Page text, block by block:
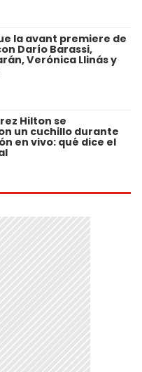
la avant premiere de
Darío Barassi,
Verónica Llinás y
Hilton se
un cuchillo durante
en vivo: qué dice el